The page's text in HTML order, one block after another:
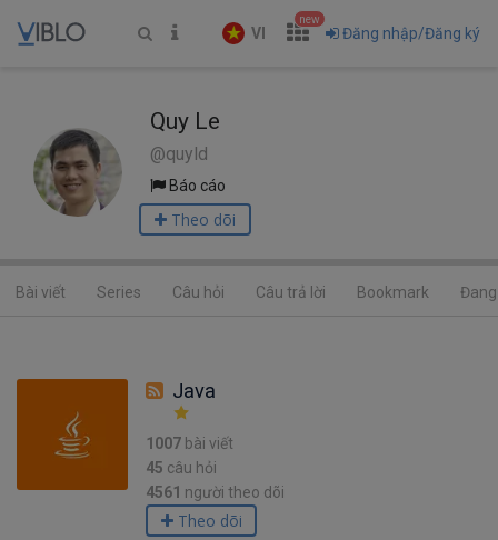
VI
new
Đăng nhập/Đăng ký
Quy Le
@quyld
Báo cáo
Theo dõi
Bài viết Series Câu hỏi Câu trả lời Bookmark
Java
1007 bài viết
45 câu hỏi
4561 người theo dõi
Theo dõi